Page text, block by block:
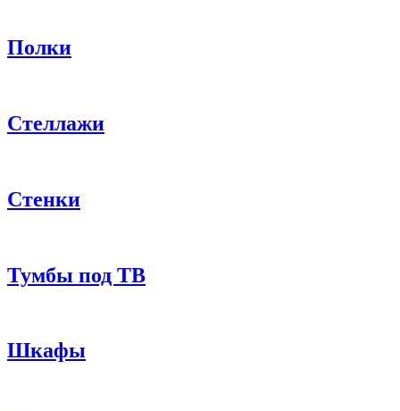
Полки
Стеллажи
Стенки
Тумбы под ТВ
Шкафы